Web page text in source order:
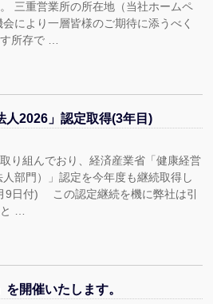
三重営業所の所在地（当社ホームペ
により一層皆様のご期待に添うべく
所存で …
人2026」認定取得(3年目)
り組んでおり、経済産業省「健康経営
部門）」認定を今年度も継続取得し
9日付) この認定継続を機に弊社は引
…
を開催いたします。